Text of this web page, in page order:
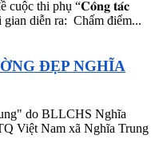
cuộc thi phụ “𝐂𝐨̂𝐧𝐠 𝐭𝐚́𝐜
diễn ra: Chấm điểm...
ĐẸP NGHĨA
do BLLCHS Nghĩa
Việt Nam xã Nghĩa Trung